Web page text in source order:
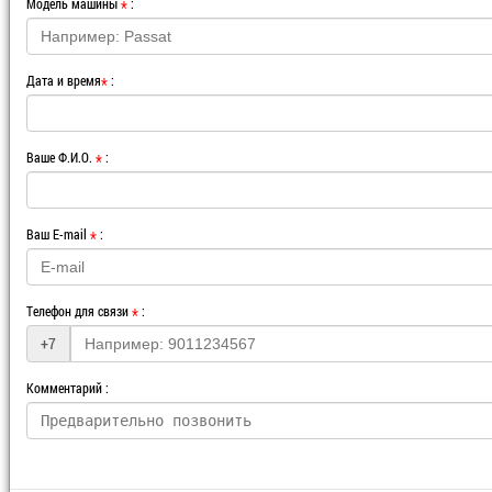
*
Дата и время*
Ваше Ф.И.О. *
Ваш E-mail *
Телефон для связи*
+7
Комментарий